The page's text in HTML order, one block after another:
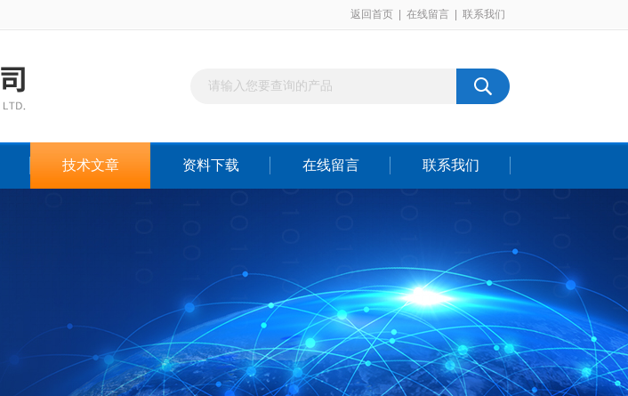
返回首页 在线留言 联系我们
技术文章 资料下载 在线留言 联系我们